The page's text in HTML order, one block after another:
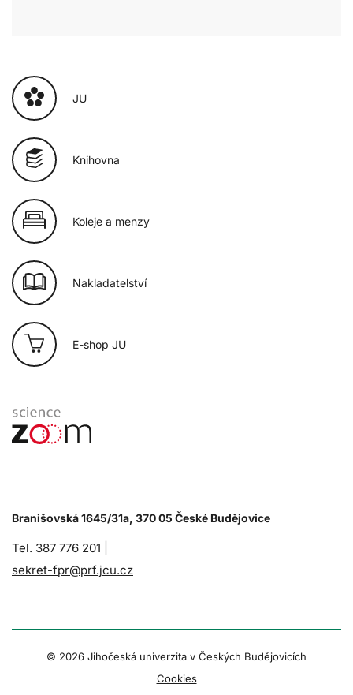
JU
Knihovna
Koleje a menzy
Nakladatelství
E-shop JU
Branišovská 1645/31a, 370 05 České Budějovice
Tel. 387 776 201 |
sekret-fpr@prf.jcu.cz
© 2026 Jihočeská univerzita v Českých Budějovicích
Cookies